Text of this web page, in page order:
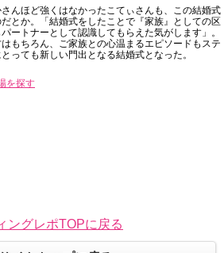
んほど強くはなかったこてぃさんも、この結婚式
とか。「結婚式をしたことで『家族』としての区
ートナーとして認識してもらえた気がします」。
もちろん、ご家族との心温まるエピソードもステ
っても新しい門出となる結婚式となった。
を探す
ングレポTOPに戻る